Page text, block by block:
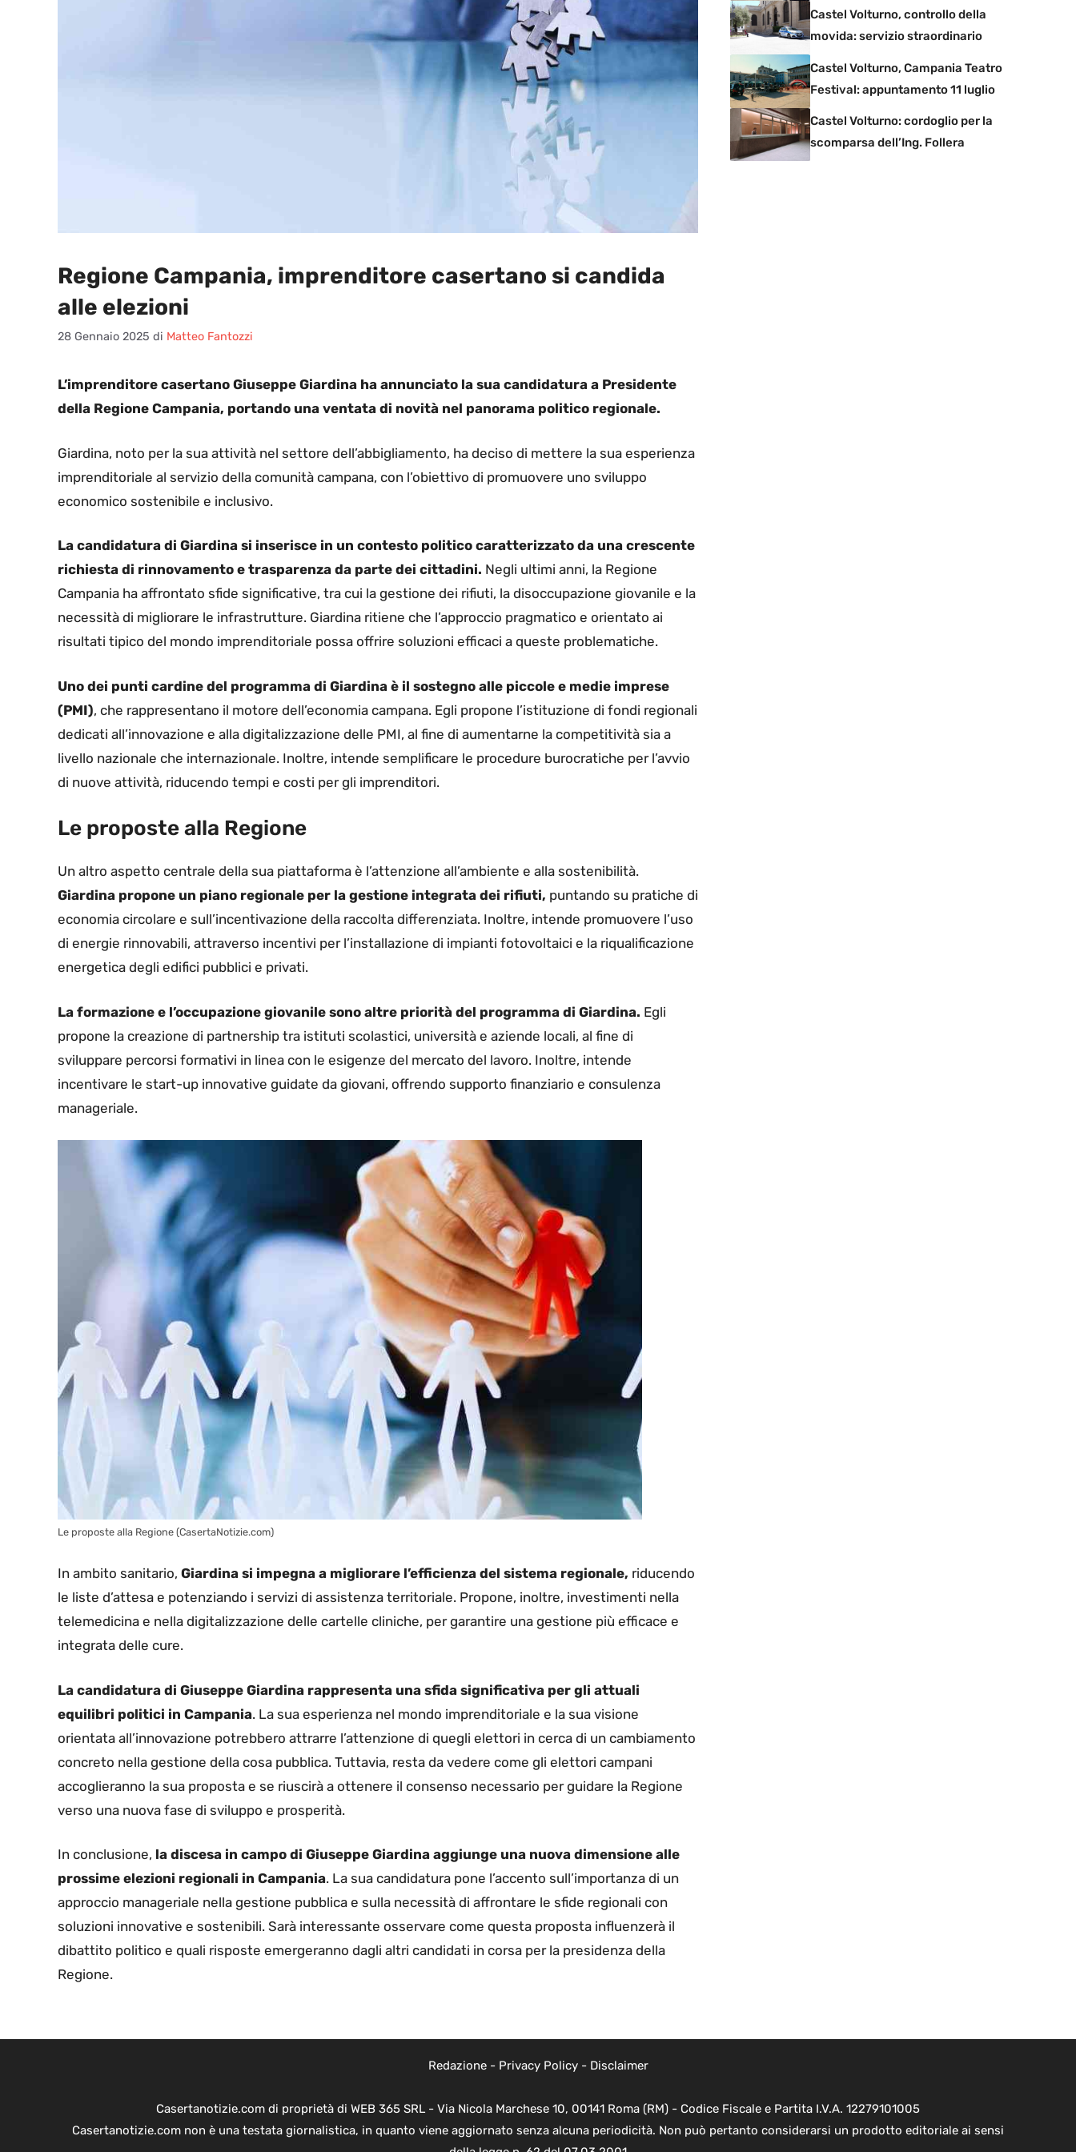
Regione Campania, imprenditore casertano si candida
alle elezioni
28 Gennaio 2025 di Matteo Fantozzi
L’imprenditore casertano Giuseppe Giardina ha annunciato la sua candidatura a Presidente
della Regione Campania, portando una ventata di novità nel panorama politico regionale.
Giardina, noto per la sua attività nel settore dell’abbigliamento, ha deciso di mettere la sua esperienza
imprenditoriale al servizio della comunità campana, con l’obiettivo di promuovere uno sviluppo
economico sostenibile e inclusivo.
La candidatura di Giardina si inserisce in un contesto politico caratterizzato da una crescente
richiesta di rinnovamento e trasparenza da parte dei cittadini. Negli ultimi anni, la Regione
Campania ha affrontato sfide significative, tra cui la gestione dei rifiuti, la disoccupazione giovanile e la
necessità di migliorare le infrastrutture. Giardina ritiene che l’approccio pragmatico e orientato ai
risultati tipico del mondo imprenditoriale possa offrire soluzioni efficaci a queste problematiche.
Uno dei punti cardine del programma di Giardina è il sostegno alle piccole e medie imprese
(PMI), che rappresentano il motore dell’economia campana. Egli propone l’istituzione di fondi regionali
dedicati all’innovazione e alla digitalizzazione delle PMI, al fine di aumentarne la competitività sia a
livello nazionale che internazionale. Inoltre, intende semplificare le procedure burocratiche per l’avvio
di nuove attività, riducendo tempi e costi per gli imprenditori.
Le proposte alla Regione
Un altro aspetto centrale della sua piattaforma è l’attenzione all’ambiente e alla sostenibilità.
Giardina propone un piano regionale per la gestione integrata dei rifiuti, puntando su pratiche di
economia circolare e sull’incentivazione della raccolta differenziata. Inoltre, intende promuovere l’uso
di energie rinnovabili, attraverso incentivi per l’installazione di impianti fotovoltaici e la riqualificazione
energetica degli edifici pubblici e privati.
La formazione e l’occupazione giovanile sono altre priorità del programma di Giardina. Egli
propone la creazione di partnership tra istituti scolastici, università e aziende locali, al fine di
sviluppare percorsi formativi in linea con le esigenze del mercato del lavoro. Inoltre, intende
incentivare le start-up innovative guidate da giovani, offrendo supporto finanziario e consulenza
manageriale.
Le proposte alla Regione (CasertaNotizie.com)
In ambito sanitario, Giardina si impegna a migliorare l’efficienza del sistema regionale, riducendo
le liste d’attesa e potenziando i servizi di assistenza territoriale. Propone, inoltre, investimenti nella
telemedicina e nella digitalizzazione delle cartelle cliniche, per garantire una gestione più efficace e
integrata delle cure.
La candidatura di Giuseppe Giardina rappresenta una sfida significativa per gli attuali
equilibri politici in Campania. La sua esperienza nel mondo imprenditoriale e la sua visione
orientata all’innovazione potrebbero attrarre l’attenzione di quegli elettori in cerca di un cambiamento
concreto nella gestione della cosa pubblica. Tuttavia, resta da vedere come gli elettori campani
accoglieranno la sua proposta e se riuscirà a ottenere il consenso necessario per guidare la Regione
verso una nuova fase di sviluppo e prosperità.
In conclusione, la discesa in campo di Giuseppe Giardina aggiunge una nuova dimensione alle
prossime elezioni regionali in Campania. La sua candidatura pone l’accento sull’importanza di un
approccio manageriale nella gestione pubblica e sulla necessità di affrontare le sfide regionali con
soluzioni innovative e sostenibili. Sarà interessante osservare come questa proposta influenzerà il
dibattito politico e quali risposte emergeranno dagli altri candidati in corsa per la presidenza della
Regione.
Castel Volturno, controllo della
movida: servizio straordinario
Castel Volturno, Campania Teatro
Festival: appuntamento 11 luglio
Castel Volturno: cordoglio per la
scomparsa dell’Ing. Follera
Redazione- Privacy Policy- Disclaimer
Casertanotizie.com di proprietà di WEB 365 SRL - Via Nicola Marchese 10, 00141 Roma (RM) - Codice Fiscale e Partita I.V.A. 12279101005
Casertanotizie.com non è una testata giornalistica, in quanto viene aggiornato senza alcuna periodicità. Non può pertanto considerarsi un prodotto editoriale ai sensi